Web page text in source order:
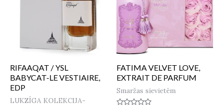
RIFAAQAT / YSL
BABYCAT-LE VESTIAIRE,
EDP
LUKZĪGA KOLEKCIJA-
FATIMA VELVET LOVE,
EXTRAIT DE PARFUM
Smaržas sievietēm